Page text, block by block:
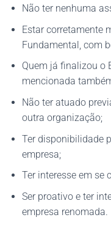
Não ter nenhuma
Estar corretamente
Fundamental, com
Quem já finalizou o
mencionada
Não ter atuado
outra organização;
Ter disponibilidade
empresa;
Ter interesse em se
Ser proativo e ter
empresa renomada.